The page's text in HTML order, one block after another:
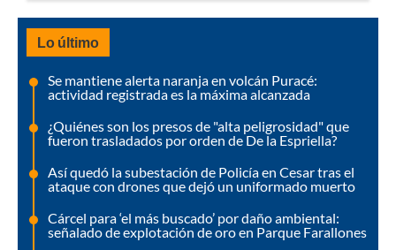
Lo último
Se mantiene alerta naranja en volcán Puracé:
actividad registrada es la máxima alcanzada
¿Quiénes son los presos de "alta peligrosidad" que
fueron trasladados por orden de De la Espriella?
Así quedó la subestación de Policía en Cesar tras el
ataque con drones que dejó un uniformado muerto
Cárcel para ‘el más buscado’ por daño ambiental:
señalado de explotación de oro en Parque Farallones